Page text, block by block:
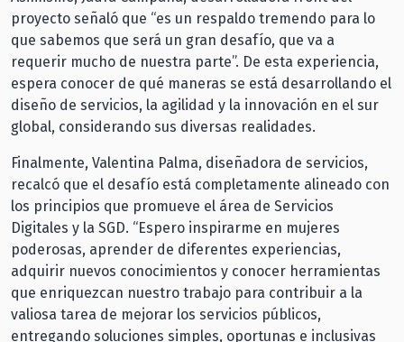
proyecto señaló que “es un respaldo tremendo para lo
que sabemos que será un gran desafío, que va a
requerir mucho de nuestra parte”. De esta experiencia,
espera conocer de qué maneras se está desarrollando el
diseño de servicios, la agilidad y la innovación en el sur
global, considerando sus diversas realidades.
Finalmente, Valentina Palma, diseñadora de servicios,
recalcó que el desafío está completamente alineado con
los principios que promueve el área de Servicios
Digitales y la SGD. “Espero inspirarme en mujeres
poderosas, aprender de diferentes experiencias,
adquirir nuevos conocimientos y conocer herramientas
que enriquezcan nuestro trabajo para contribuir a la
valiosa tarea de mejorar los servicios públicos,
entregando soluciones simples, oportunas e inclusivas